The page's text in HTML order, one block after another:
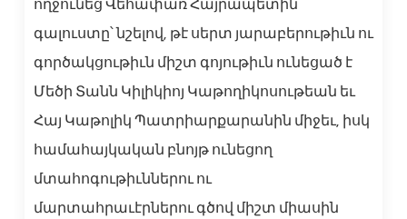
ողջունեց Վեհափառ Հայրապետին
գալուստը՝ նշելով, թէ սերտ յարաբերութիւն ու
գործակցութիւն միշտ գոյութիւն ունեցած է
Մեծի Տանն Կիլիկիոյ Կաթողիկոսութեան եւ
Հայ Կաթոլիկ Պատրիարքարանին միջեւ, իսկ
համահայկական բնոյթ ունեցող
մտահոգութիւններու ու
մարտահրաւէրներու գծով միշտ միասին